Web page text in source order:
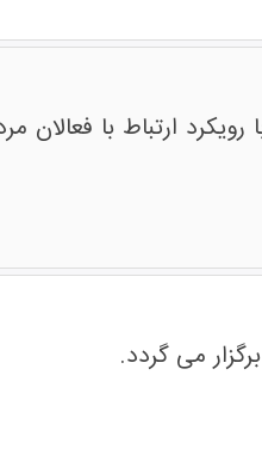
رویکرد ارتباط با
می گردد.